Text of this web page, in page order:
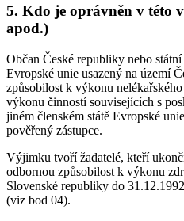
5. Kdo je oprávněn v této
apod.)
Občan České republiky nebo
Evropské unie usazený na území
způsobilost k výkonu
výkonu činností souvisejících s
jiném členském státě Evropské
pověřený zástupce.
Výjimku tvoří žadatelé, kteří
odbornou způsobilost k výkonu
Slovenské republiky do
(viz bod 04).